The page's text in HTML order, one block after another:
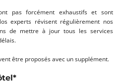
pas forcément exhaustifs et sont
experts révisent régulièrement nos
de mettre à jour tous les services
être proposés avec un supplément.